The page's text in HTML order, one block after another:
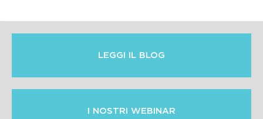
LEGGI IL BLOG
I NOSTRI WEBINAR